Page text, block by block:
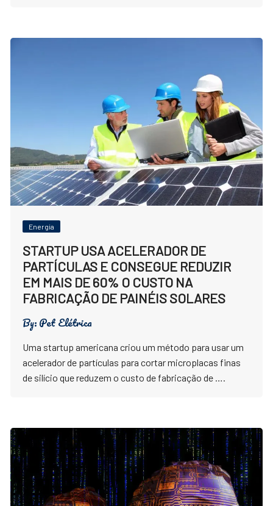
Energia
STARTUP USA ACELERADOR DE
PARTÍCULAS E CONSEGUE REDUZIR
EM MAIS DE 60% O CUSTO NA
FABRICAÇÃO DE PAINÉIS SOLARES
By:Pet Elétrica
Uma startup americana criou um método para usar um
acelerador de partículas para cortar microplacas finas
de silício que reduzem o custo de fabricação de ….